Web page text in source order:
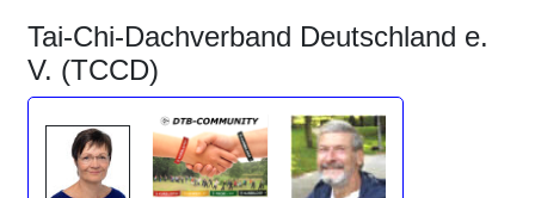
Tai-Chi-Dachverband Deutschland e.
V. (TCCD)